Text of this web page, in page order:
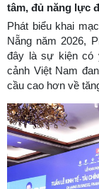
tâm, đủ năng lực
Phát biểu khai
Nẵng năm 2026,
đây là sự kiện có
cảnh Việt Nam
cầu cao hơn về